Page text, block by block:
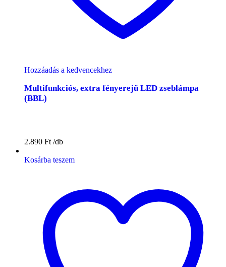
Hozzáadás a kedvencekhez
Multifunkciós, extra fényerejű LED zseblámpa
(BBL)
2.890 Ft
Kosárba teszem